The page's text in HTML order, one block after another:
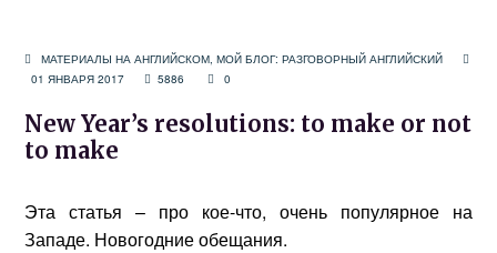
МАТЕРИАЛЫ НА АНГЛИЙСКОМ,МОЙ БЛОГ: РАЗГОВОРНЫЙ АНГЛИЙСКИЙ
01 ЯНВАРЯ 2017
5886 0
New Year’s resolutions: to make or not
to make
Эта статья – про кое-что, очень популярное на
Западе. Новогодние обещания.